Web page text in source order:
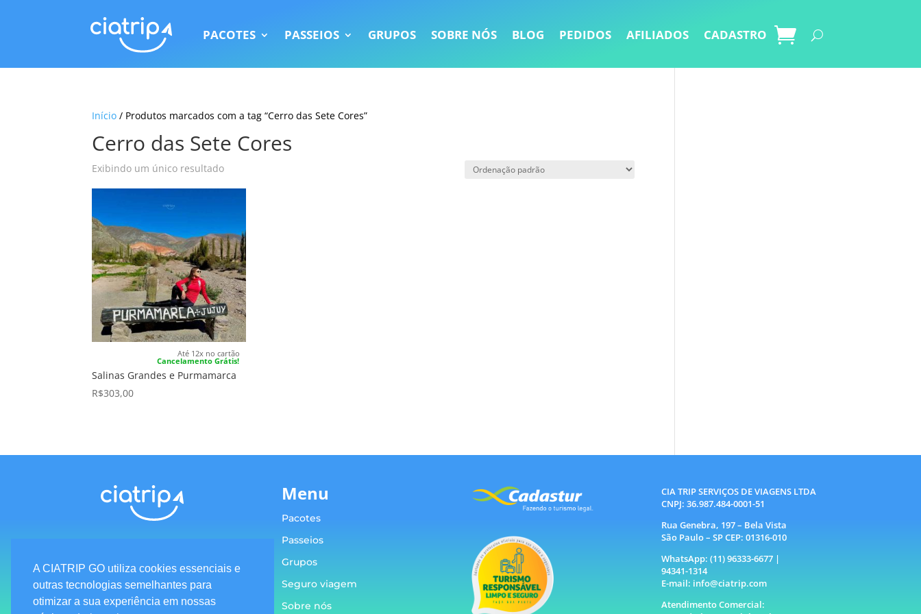
PACOTES PASSEIOS GRUPOS SOBRE NÓS BLOG PEDIDOS AFILIADOS CADASTRO
Início / Produtos marcados com a tag “Cerro das Sete Cores”
Cerro das Sete Cores
Exibindo um único resultado
Até 12x no cartão
Cancelamento Grátis!
Salinas Grandes e Purmamarca
R$303,00
Termos e condições
Política de privacidade
Menu
Pacotes
Passeios
Grupos
Seguro viagem
Sobre nós
CIA TRIP SERVIÇOS DE VIAGENS LTDA
CNPJ: 36.987.484-0001-51
Rua Genebra, 197 – Bela Vista
São Paulo – SP CEP: 01316-010
WhatsApp: (11) 96333-6677 |
94341-1314
E-mail: info@ciatrip.com
Atendimento Comercial:
A CIATRIP GO utiliza cookies essenciais e
outras tecnologias semelhantes para
otimizar a sua experiência em nossas